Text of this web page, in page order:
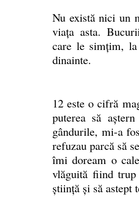
Nu există nici un
viaţa asta.
care le simțim,
dinainte.
12 este o cifră
puterea să
gândurile, mi-a
refuzau parcă să
îmi doream o
vlăguită fiind
ştiinţă şi să astept